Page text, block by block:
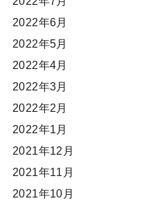
2022年6月
2022年5月
2022年4月
2022年3月
2022年2月
2022年1月
2021年12月
2021年11月
2021年10月